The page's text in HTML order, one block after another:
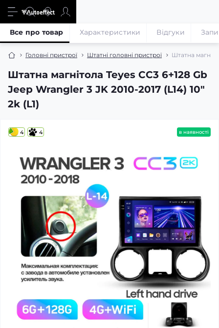
Головні пристрої Штатні головні пристрої Штатна
Штатна магнітола Teyes CC3 6+128 Gb
Jeep Wrangler 3 JK 2010-2017 (L14) 10"
2k (L1)
Все про товар Характеристики Відгуки
4 4 в наявності